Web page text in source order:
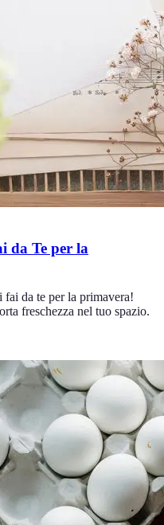
da Te per la
fai da te per la primavera!
freschezza nel tuo spazio.